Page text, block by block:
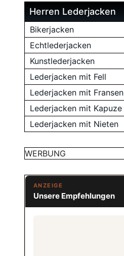
Herren Lederjacken
Bikerjacken
Echtlederjacken
Kunstlederjacken
Lederjacken mit Fell
Lederjacken mit Fransen
Lederjacken mit Kapuze
Lederjacken mit Nieten
WERBUNG
ANZEIGE
Unsere Empfehlungen